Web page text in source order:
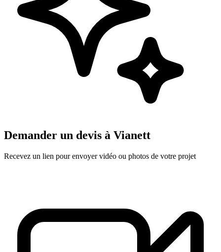
Demander un devis à Vianett
Recevez un lien pour envoyer vidéo ou photos de votre projet